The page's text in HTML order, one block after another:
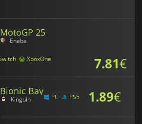
MotoGP 25
Eneba
XboxOne
7.81€
Bionic Bay
Kinguin PC PS5 1.89€